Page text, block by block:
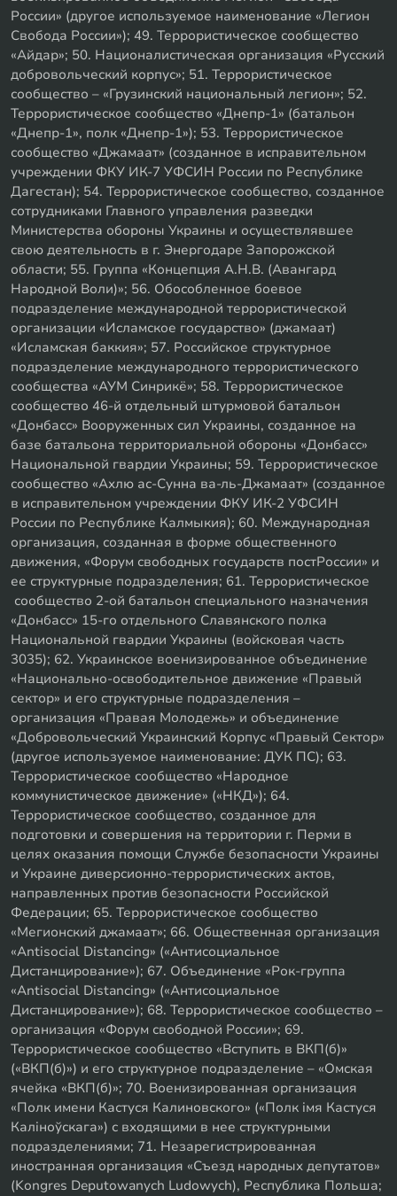
России» (другое используемое наименование «Легион
Свобода России»); 49. Террористическое сообщество
«Айдар»; 50. Националистическая организация «Русский
добровольческий корпус»; 51. Террористическое
сообщество – «Грузинский национальный легион»; 52.
Террористическое сообщество «Днепр-1» (батальон
«Днепр-1», полк «Днепр-1»); 53. Террористическое
сообщество «Джамаат» (созданное в исправительном
учреждении ФКУ ИК-7 УФСИН России по Республике
Дагестан); 54. Террористическое сообщество, созданное
сотрудниками Главного управления разведки
Министерства обороны Украины и осуществлявшее
свою деятельность в г. Энергодаре Запорожской
области; 55. Группа «Концепция А.Н.В. (Авангард
Народной Воли)»; 56. Обособленное боевое
подразделение международной террористической
организации «Исламское государство» (джамаат)
«Исламская баккия»; 57. Российское структурное
подразделение международного террористического
сообщества «АУМ Синрикё»; 58. Террористическое
сообщество 46-й отдельный штурмовой батальон
«Донбасс» Вооруженных сил Украины, созданное на
базе батальона территориальной обороны «Донбасс»
Национальной гвардии Украины; 59. Террористическое
сообщество «Ахлю ас-Сунна ва-ль-Джамаат» (созданное
в исправительном учреждении ФКУ ИК-2 УФСИН
России по Республике Калмыкия); 60. Международная
организация, созданная в форме общественного
движения, «Форум свободных государств постРоссии» и
ее структурные подразделения; 61. Террористическое
сообщество 2-ой батальон специального назначения
«Донбасс» 15-го отдельного Славянского полка
Национальной гвардии Украины (войсковая часть
3035); 62. Украинское военизированное объединение
«Национально-освободительное движение «Правый
сектор» и его структурные подразделения –
организация «Правая Молодежь» и объединение
«Добровольческий Украинский Корпус «Правый Сектор»
(другое используемое наименование: ДУК ПС); 63.
Террористическое сообщество «Народное
коммунистическое движение» («НКД»); 64.
Террористическое сообщество, созданное для
подготовки и совершения на территории г. Перми в
целях оказания помощи Службе безопасности Украины
и Украине диверсионно-террористических актов,
направленных против безопасности Российской
Федерации; 65. Террористическое сообщество
«Мегионский джамаат»; 66. Общественная организация
«Antisocial Distancing» («Антисоциальное
Дистанцирование»); 67. Объединение «Рок-группа
«Antisocial Distancing» («Антисоциальное
Дистанцирование»); 68. Террористическое сообщество –
организация «Форум свободной России»; 69.
Террористическое сообщество «Вступить в ВКП(б)»
(«ВКП(б)») и его структурное подразделение – «Омская
ячейка «ВКП(б)»; 70. Военизированная организация
«Полк имени Кастуся Калиновского» («Полк iмя Кастуся
Калiноўскага») с входящими в нее структурными
подразделениями; 71. Незарегистрированная
иностранная организация «Съезд народных депутатов»
(Kongres Deputowanych Ludowych), Республика Польша;